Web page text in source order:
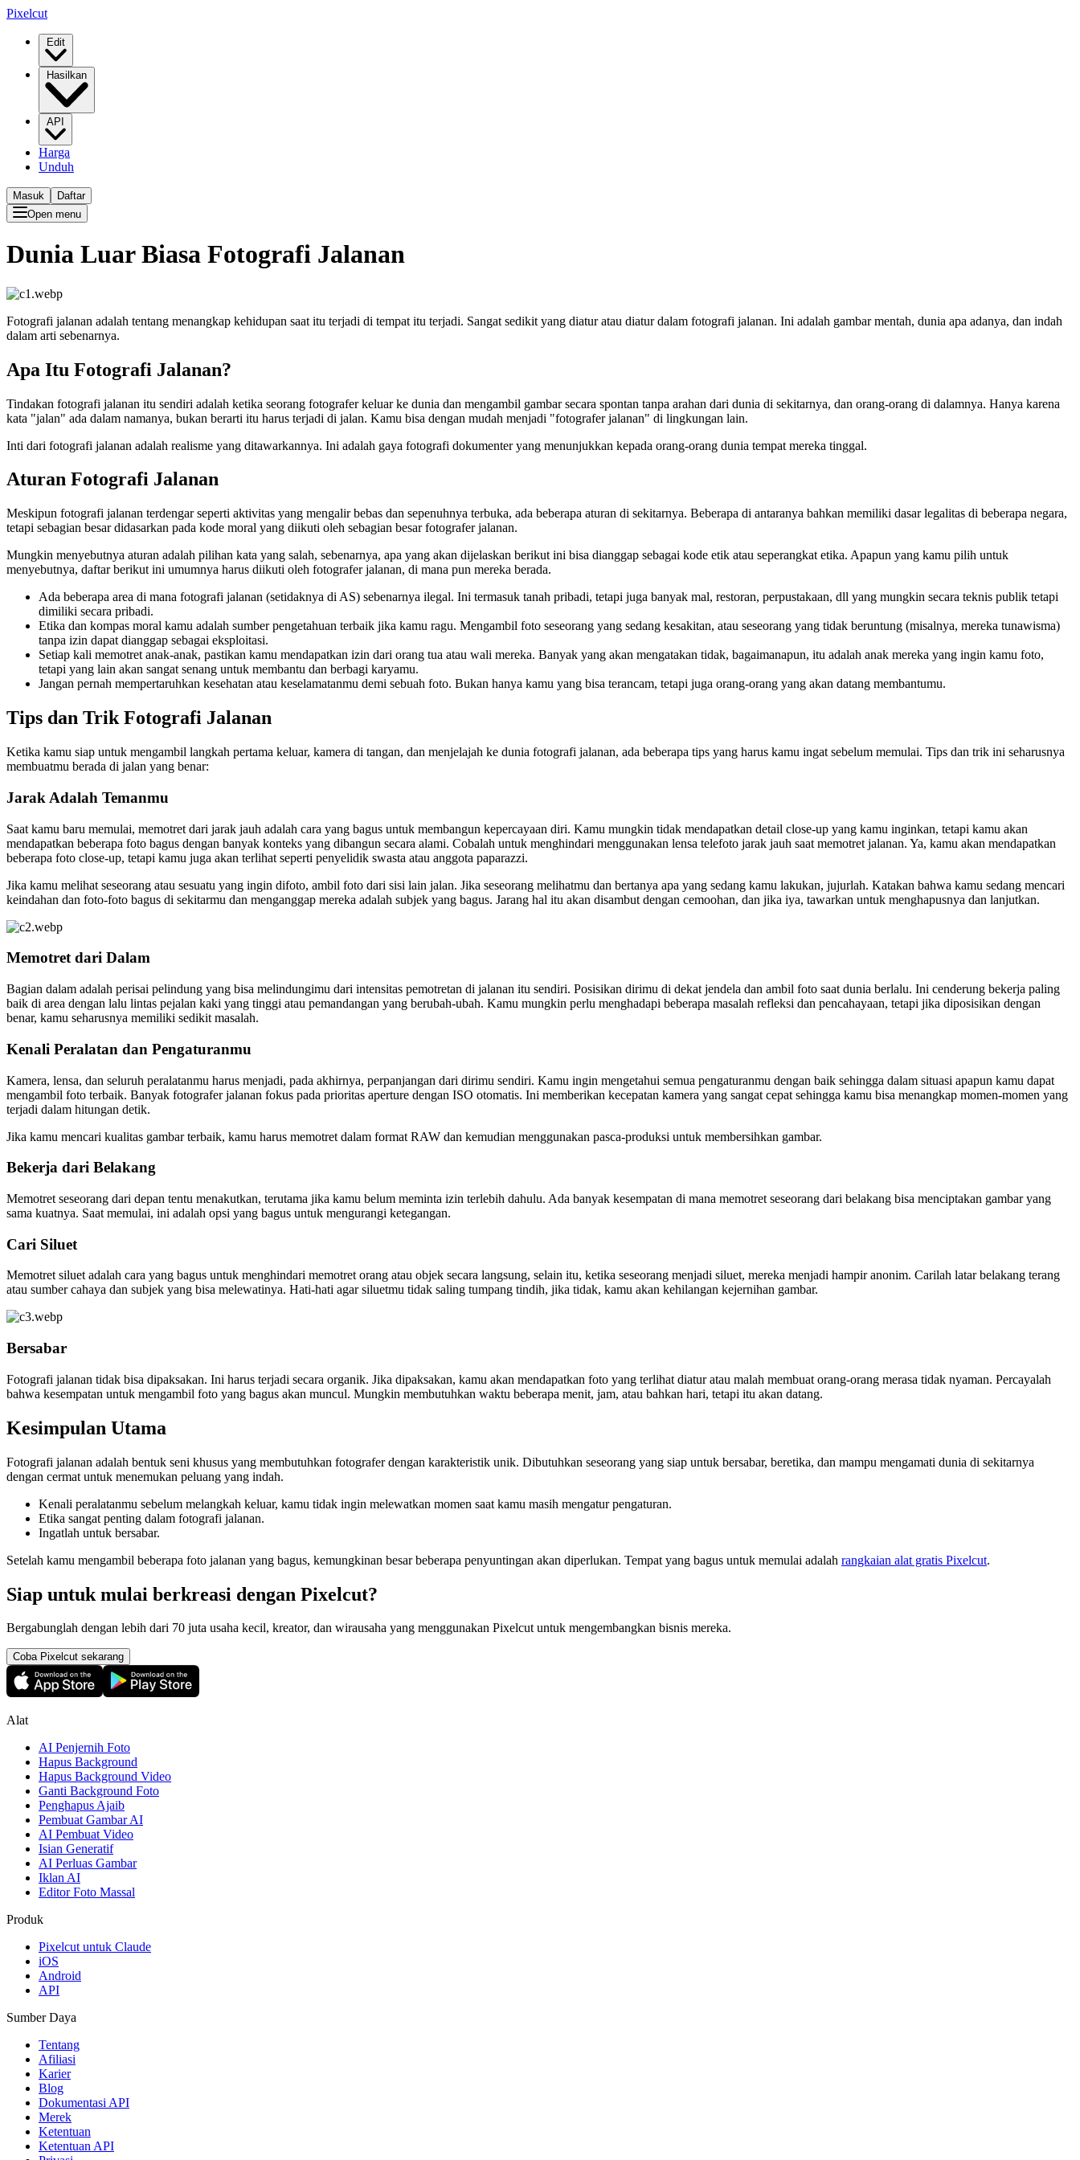
Pixelcut
Edit
Hasilkan
API
Harga
Unduh
Masuk
Daftar
Open menu
Dunia Luar Biasa Fotografi Jalanan
Fotografi jalanan adalah tentang menangkap kehidupan saat itu terjadi di tempat itu terjadi. Sangat sedikit yang diatur atau diatur dalam fotografi jalanan. Ini adalah gambar mentah, dunia apa adanya, dan indah
dalam arti sebenarnya.
Apa Itu Fotografi Jalanan?
Tindakan fotografi jalanan itu sendiri adalah ketika seorang fotografer keluar ke dunia dan mengambil gambar secara spontan tanpa arahan dari dunia di sekitarnya, dan orang-orang di dalamnya. Hanya karena
kata "jalan" ada dalam namanya, bukan berarti itu harus terjadi di jalan. Kamu bisa dengan mudah menjadi "fotografer jalanan" di lingkungan lain.
Inti dari fotografi jalanan adalah realisme yang ditawarkannya. Ini adalah gaya fotografi dokumenter yang menunjukkan kepada orang-orang dunia tempat mereka tinggal.
Aturan Fotografi Jalanan
Meskipun fotografi jalanan terdengar seperti aktivitas yang mengalir bebas dan sepenuhnya terbuka, ada beberapa aturan di sekitarnya. Beberapa di antaranya bahkan memiliki dasar legalitas di beberapa negara,
tetapi sebagian besar didasarkan pada kode moral yang diikuti oleh sebagian besar fotografer jalanan.
Mungkin menyebutnya aturan adalah pilihan kata yang salah, sebenarnya, apa yang akan dijelaskan berikut ini bisa dianggap sebagai kode etik atau seperangkat etika. Apapun yang kamu pilih untuk
menyebutnya, daftar berikut ini umumnya harus diikuti oleh fotografer jalanan, di mana pun mereka berada.
Ada beberapa area di mana fotografi jalanan (setidaknya di AS) sebenarnya ilegal. Ini termasuk tanah pribadi, tetapi juga banyak mal, restoran, perpustakaan, dll yang mungkin secara teknis publik tetapi
dimiliki secara pribadi.
Etika dan kompas moral kamu adalah sumber pengetahuan terbaik jika kamu ragu. Mengambil foto seseorang yang sedang kesakitan, atau seseorang yang tidak beruntung (misalnya, mereka tunawisma)
tanpa izin dapat dianggap sebagai eksploitasi.
Setiap kali memotret anak-anak, pastikan kamu mendapatkan izin dari orang tua atau wali mereka. Banyak yang akan mengatakan tidak, bagaimanapun, itu adalah anak mereka yang ingin kamu foto,
tetapi yang lain akan sangat senang untuk membantu dan berbagi karyamu.
Jangan pernah mempertaruhkan kesehatan atau keselamatanmu demi sebuah foto. Bukan hanya kamu yang bisa terancam, tetapi juga orang-orang yang akan datang membantumu.
Tips dan Trik Fotografi Jalanan
Ketika kamu siap untuk mengambil langkah pertama keluar, kamera di tangan, dan menjelajah ke dunia fotografi jalanan, ada beberapa tips yang harus kamu ingat sebelum memulai. Tips dan trik ini seharusnya
membuatmu berada di jalan yang benar:
Jarak Adalah Temanmu
Saat kamu baru memulai, memotret dari jarak jauh adalah cara yang bagus untuk membangun kepercayaan diri. Kamu mungkin tidak mendapatkan detail close-up yang kamu inginkan, tetapi kamu akan
mendapatkan beberapa foto bagus dengan banyak konteks yang dibangun secara alami. Cobalah untuk menghindari menggunakan lensa telefoto jarak jauh saat memotret jalanan. Ya, kamu akan mendapatkan
beberapa foto close-up, tetapi kamu juga akan terlihat seperti penyelidik swasta atau anggota paparazzi.
Jika kamu melihat seseorang atau sesuatu yang ingin difoto, ambil foto dari sisi lain jalan. Jika seseorang melihatmu dan bertanya apa yang sedang kamu lakukan, jujurlah. Katakan bahwa kamu sedang mencari
keindahan dan foto-foto bagus di sekitarmu dan menganggap mereka adalah subjek yang bagus. Jarang hal itu akan disambut dengan cemoohan, dan jika iya, tawarkan untuk menghapusnya dan lanjutkan.
Memotret dari Dalam
Bagian dalam adalah perisai pelindung yang bisa melindungimu dari intensitas pemotretan di jalanan itu sendiri. Posisikan dirimu di dekat jendela dan ambil foto saat dunia berlalu. Ini cenderung bekerja paling
baik di area dengan lalu lintas pejalan kaki yang tinggi atau pemandangan yang berubah-ubah. Kamu mungkin perlu menghadapi beberapa masalah refleksi dan pencahayaan, tetapi jika diposisikan dengan
benar, kamu seharusnya memiliki sedikit masalah.
Kenali Peralatan dan Pengaturanmu
Kamera, lensa, dan seluruh peralatanmu harus menjadi, pada akhirnya, perpanjangan dari dirimu sendiri. Kamu ingin mengetahui semua pengaturanmu dengan baik sehingga dalam situasi apapun kamu dapat
mengambil foto terbaik. Banyak fotografer jalanan fokus pada prioritas aperture dengan ISO otomatis. Ini memberikan kecepatan kamera yang sangat cepat sehingga kamu bisa menangkap momen-momen yang
terjadi dalam hitungan detik.
Jika kamu mencari kualitas gambar terbaik, kamu harus memotret dalam format RAW dan kemudian menggunakan pasca-produksi untuk membersihkan gambar.
Bekerja dari Belakang
Memotret seseorang dari depan tentu menakutkan, terutama jika kamu belum meminta izin terlebih dahulu. Ada banyak kesempatan di mana memotret seseorang dari belakang bisa menciptakan gambar yang
sama kuatnya. Saat memulai, ini adalah opsi yang bagus untuk mengurangi ketegangan.
Cari Siluet
Memotret siluet adalah cara yang bagus untuk menghindari memotret orang atau objek secara langsung, selain itu, ketika seseorang menjadi siluet, mereka menjadi hampir anonim. Carilah latar belakang terang
atau sumber cahaya dan subjek yang bisa melewatinya. Hati-hati agar siluetmu tidak saling tumpang tindih, jika tidak, kamu akan kehilangan kejernihan gambar.
Bersabar
Fotografi jalanan tidak bisa dipaksakan. Ini harus terjadi secara organik. Jika dipaksakan, kamu akan mendapatkan foto yang terlihat diatur atau malah membuat orang-orang merasa tidak nyaman. Percayalah
bahwa kesempatan untuk mengambil foto yang bagus akan muncul. Mungkin membutuhkan waktu beberapa menit, jam, atau bahkan hari, tetapi itu akan datang.
Kesimpulan Utama
Fotografi jalanan adalah bentuk seni khusus yang membutuhkan fotografer dengan karakteristik unik. Dibutuhkan seseorang yang siap untuk bersabar, beretika, dan mampu mengamati dunia di sekitarnya
dengan cermat untuk menemukan peluang yang indah.
Kenali peralatanmu sebelum melangkah keluar, kamu tidak ingin melewatkan momen saat kamu masih mengatur pengaturan.
Etika sangat penting dalam fotografi jalanan.
Ingatlah untuk bersabar.
Setelah kamu mengambil beberapa foto jalanan yang bagus, kemungkinan besar beberapa penyuntingan akan diperlukan. Tempat yang bagus untuk memulai adalah rangkaian alat gratis Pixelcut.
Siap untuk mulai berkreasi dengan Pixelcut?
Bergabunglah dengan lebih dari 70 juta usaha kecil, kreator, dan wirausaha yang menggunakan Pixelcut untuk mengembangkan bisnis mereka.
Coba Pixelcut sekarang
Alat
AI Penjernih Foto
Hapus Background
Hapus Background Video
Ganti Background Foto
Penghapus Ajaib
Pembuat Gambar AI
AI Pembuat Video
Isian Generatif
AI Perluas Gambar
Iklan AI
Editor Foto Massal
Produk
Pixelcut untuk Claude
iOS
Android
API
Sumber Daya
Tentang
Afiliasi
Karier
Blog
Dokumentasi API
Merek
Ketentuan
Ketentuan API